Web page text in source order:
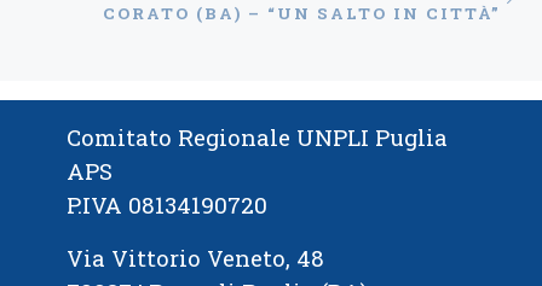
CORATO (BA) – “UN SALTO IN CITTÀ”
Comitato Regionale UNPLI Puglia
APS
P.IVA 08134190720
Via Vittorio Veneto, 48